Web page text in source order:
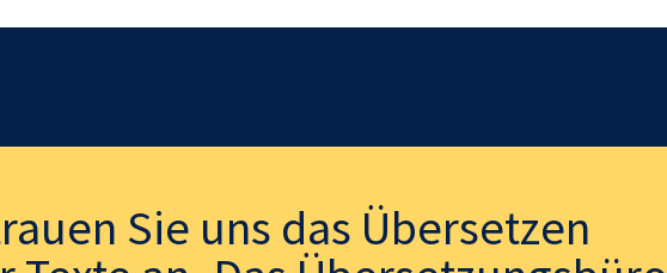
Sie uns das Übersetzen